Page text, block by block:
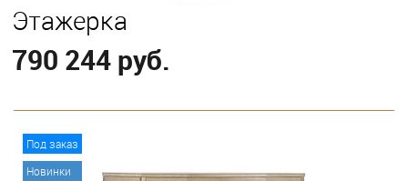
Этажерка
790 244 руб.
Под заказ
Новинки